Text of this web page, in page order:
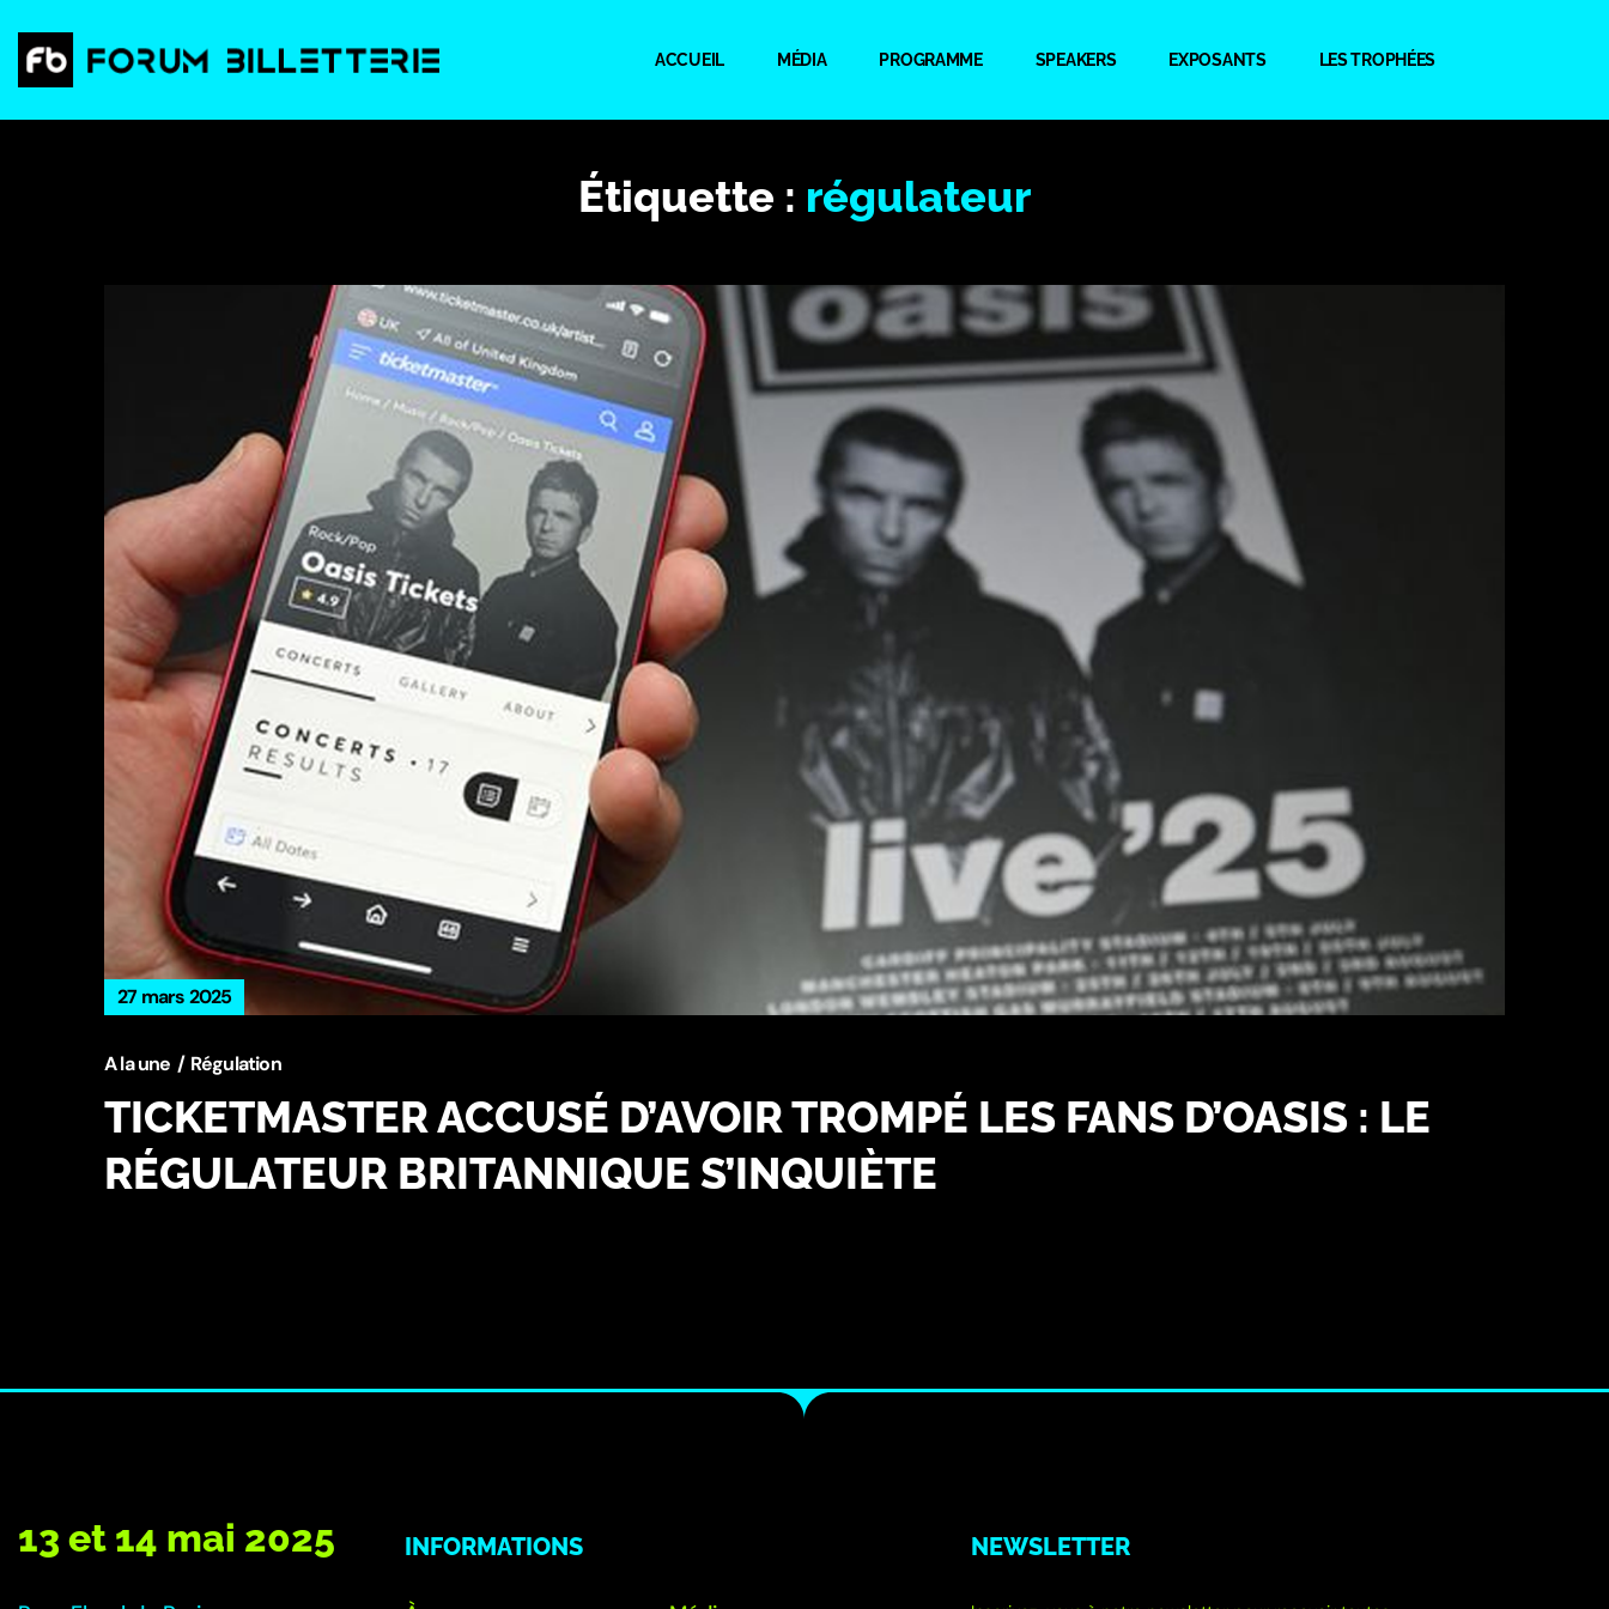
ACCUEIL MÉDIA PROGRAMME SPEAKERS EXPOSANTS LES TROPHÉES
Étiquette : régulateur
27 mars 2025
A la une Régulation
TICKETMASTER ACCUSÉ D’AVOIR TROMPÉ LES FANS D’OASIS : LE
RÉGULATEUR BRITANNIQUE S’INQUIÈTE
13 et 14 mai 2025 INFORMATIONS NEWSLETTER